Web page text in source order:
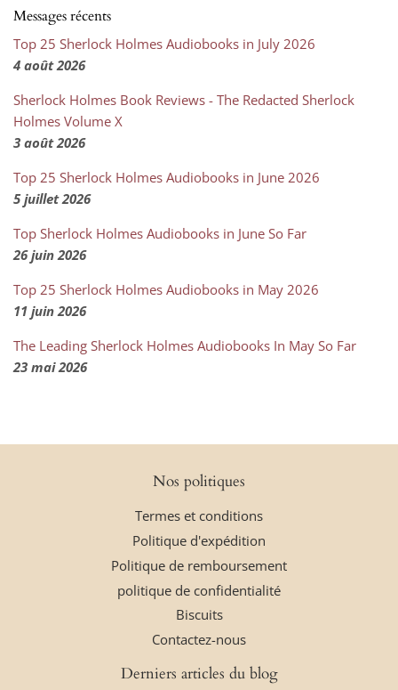
Messages récents
Top 25 Sherlock Holmes Audiobooks in July 2026
4 août 2026
Sherlock Holmes Book Reviews - The Redacted Sherlock
Holmes Volume X
3 août 2026
Top 25 Sherlock Holmes Audiobooks in June 2026
5 juillet 2026
Top Sherlock Holmes Audiobooks in June So Far
26 juin 2026
Top 25 Sherlock Holmes Audiobooks in May 2026
11 juin 2026
The Leading Sherlock Holmes Audiobooks In May So Far
23 mai 2026
Nos politiques
Termes et conditions
Politique d'expédition
Politique de remboursement
politique de confidentialité
Biscuits
Contactez-nous
Derniers articles du blog